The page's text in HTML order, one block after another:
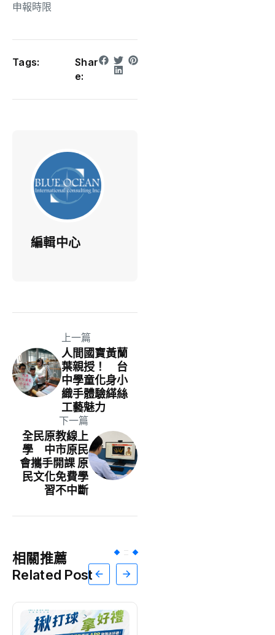
申報時限
Tags:
Shar
e:
編輯中心
上一篇
人間國寶黃蘭
葉親授！ 台
中學童化身小
織手體驗緙絲
工藝魅力
下一篇
全民原教線上
學 中市原民
會攜手開課 原
民文化免費學
習不中斷
相關推薦
Related Post